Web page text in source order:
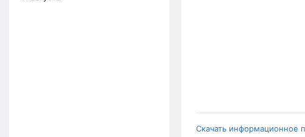
Скачать информационное